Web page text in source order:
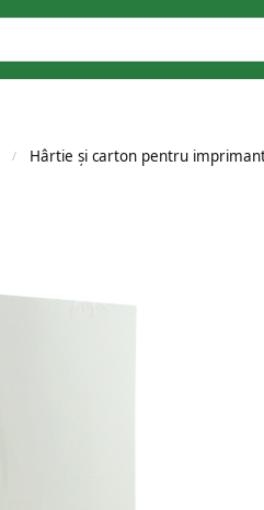
/ Hârtie și carton pentru